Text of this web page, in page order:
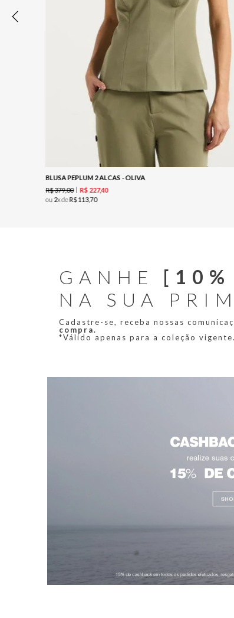
BLUSA PEPLUM 2 ALCAS - OLIVA
R$379,00 R$ 227,40
ou 2x deR$113,70
GANHE [10%
NA SUA
Cadastre-se, receba nossas
compra.
*Válido apenas para a coleção